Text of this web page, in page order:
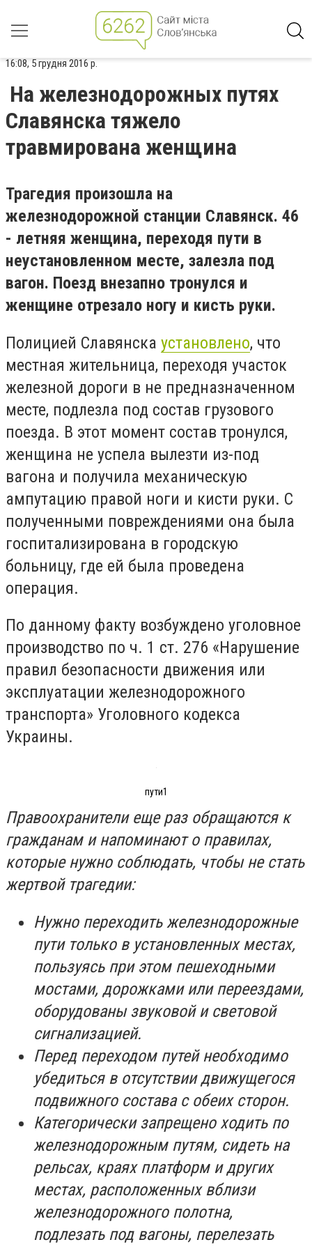
16:08, 5 грудня 2016 р.
На железнодорожных путях
Славянска тяжело
травмирована женщина
Трагедия произошла на
железнодорожной станции Славянск. 46
- летняя женщина, переходя пути в
неустановленном месте, залезла под
вагон. Поезд внезапно тронулся и
женщине отрезало ногу и кисть руки.
Полицией Славянска установлено, что
местная жительница, переходя участок
железной дороги в не предназначенном
месте, подлезла под состав грузового
поезда. В этот момент состав тронулся,
женщина не успела вылезти из-под
вагона и получила механическую
ампутацию правой ноги и кисти руки. С
полученными повреждениями она была
госпитализирована в городскую
больницу, где ей была проведена
операция.
По данному факту возбуждено уголовное
производство по ч. 1 ст. 276 «Нарушение
правил безопасности движения или
эксплуатации железнодорожного
транспорта» Уголовного кодекса
Украины.
пути1
Правоохранители еще раз обращаются к
гражданам и напоминают о правилах,
которые нужно соблюдать, чтобы не стать
жертвой трагедии:
Нужно переходить железнодорожные
пути только в установленных местах,
пользуясь при этом пешеходными
мостами, дорожками или переездами,
оборудованы звуковой и световой
сигнализацией.
Перед переходом путей необходимо
убедиться в отсутствии движущегося
подвижного состава с обеих сторон.
Категорически запрещено ходить по
железнодорожным путям, сидеть на
рельсах, краях платформ и других
местах, расположенных вблизи
железнодорожного полотна,
подлезать под вагоны, перелезать